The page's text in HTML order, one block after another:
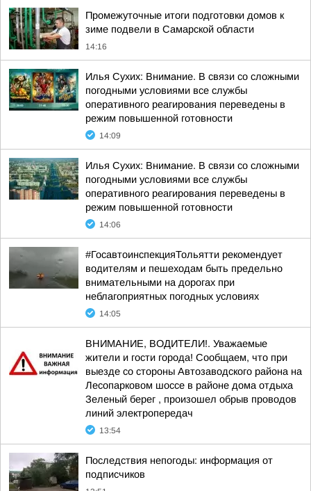
Промежуточные итоги подготовки домов к
зиме подвели в Самарской области
14:16
Илья Сухих: Внимание. В связи со сложными
погодными условиями все службы
оперативного реагирования переведены в
режим повышенной готовности
14:09
Илья Сухих: Внимание. В связи со сложными
погодными условиями все службы
оперативного реагирования переведены в
режим повышенной готовности
14:06
#ГосавтоинспекцияТольятти рекомендует
водителям и пешеходам быть предельно
внимательными на дорогах при
неблагоприятных погодных условиях
14:05
ВНИМАНИЕ, ВОДИТЕЛИ!. Уважаемые
жители и гости города! Сообщаем, что при
выезде со стороны Автозаводского района на
Лесопарковом шоссе в районе дома отдыха
Зеленый берег , произошел обрыв проводов
линий электропередач
13:54
Последствия непогоды: информация от
подписчиков